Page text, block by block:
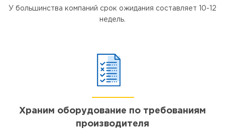
У большинства компаний срок ожидания составляет 10-12
недель.
Храним оборудование по требованиям
производителя